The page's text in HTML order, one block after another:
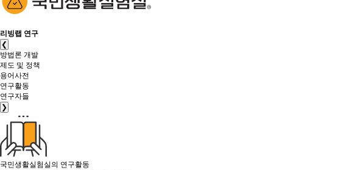
리빙랩 연구
❮
방법론 개발
제도 및 정책
용어사전
연구활동
연구자들
❯
국민생활실험실의 연구활동